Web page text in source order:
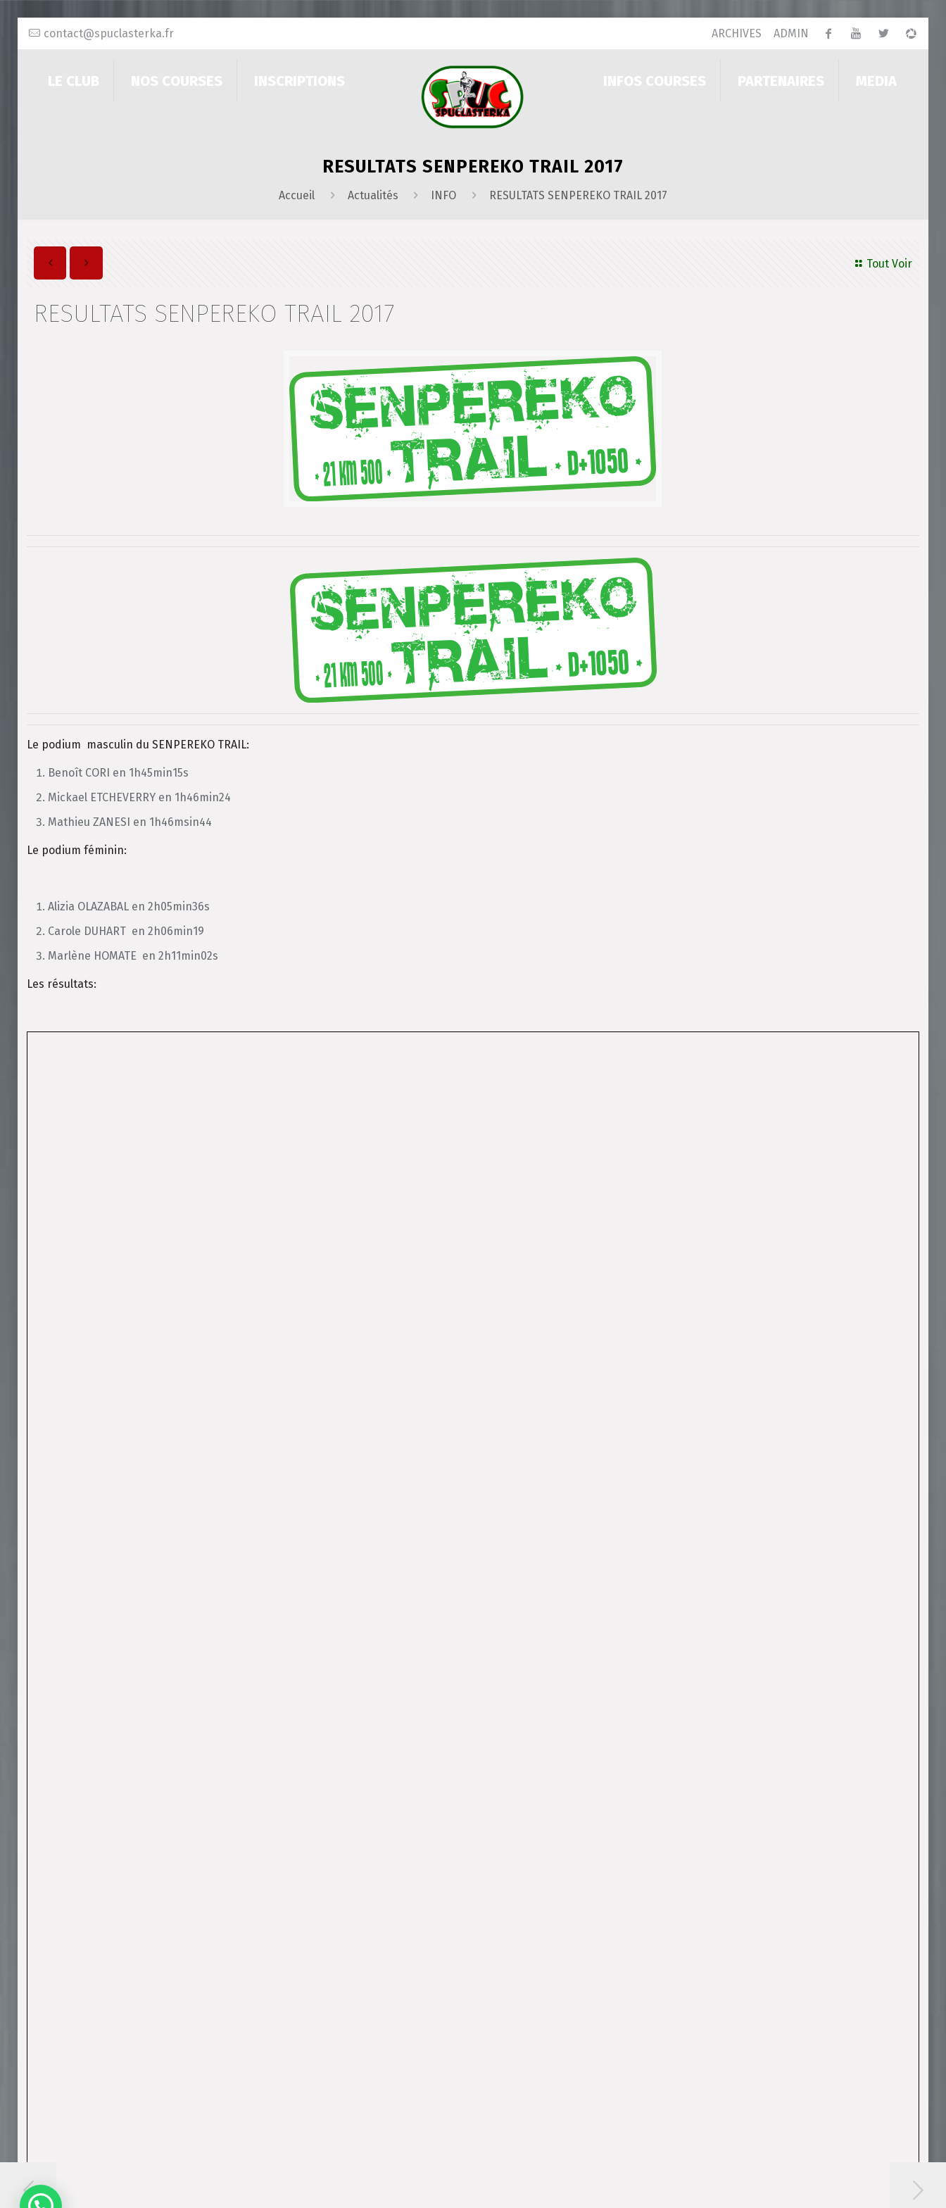
contact@spuclasterka.fr ARCHIVES ADMIN
LE CLUB NOS COURSES INSCRIPTIONS INFOS COURSES PARTENAIRES MEDIA
RESULTATS SENPEREKO TRAIL 2017
Accueil Actualités INFO RESULTATS SENPEREKO TRAIL 2017
Tout Voir
RESULTATS SENPEREKO TRAIL 2017
Le podium masculin du SENPEREKO TRAIL:
Benoît CORI en 1h45min15s
Mickael ETCHEVERRY en 1h46min24
Mathieu ZANESI en 1h46msin44
Le podium féminin:
Alizia OLAZABAL en 2h05min36s
Carole DUHART en 2h06min19
Marlène HOMATE en 2h11min02s
Les résultats: